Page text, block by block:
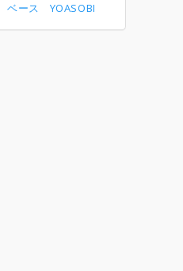
受付終了
受付終了
受付終了
受付終了
ベース YOASOBI